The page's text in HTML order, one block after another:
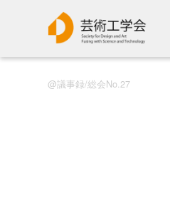
議事録/総会No.27